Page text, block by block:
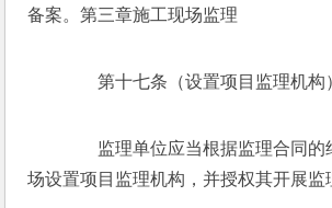
备案。第三章施工现场监理
第十七条（设置项目监理机构
监理单位应当根据监理合同的
场设置项目监理机构，并授权其开展监